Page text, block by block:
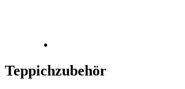
Teppichzubehör